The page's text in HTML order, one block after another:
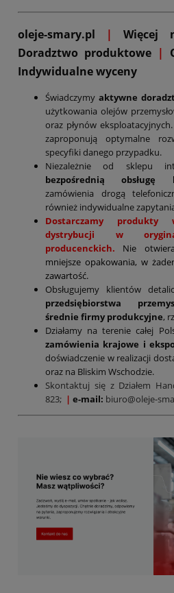
oleje-smary.pl | Więcej
Doradztwo produktowe |
Indywidualne wyceny
Świadczymy aktywne
użytkowania olejów
oraz płynów
zaproponują optymalne
specyfiki danego przypadku.
Niezależnie od sklepu
bezpośrednią obsługę
zamówienia drogą
również indywidualne
Dostarczamy produkty
dystrybucji w
producenckich. Nie
mniejsze opakowania, w
zawartość.
Obsługujemy klientów
przedsiębiorstwa
średnie firmy produkcyjne,
Działamy na terenie całej
zamówienia krajowe i
doświadczenie w realizacji
oraz na Bliskim Wschodzie.
Skontaktuj się z Działem
823; | e-mail: biuro@oleje-